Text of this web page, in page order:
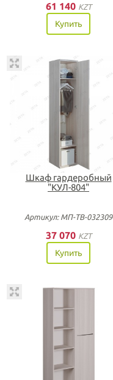
61 140 KZT
Купить
Шкаф гардеробный
"КУЛ-804"
Артикул: МП-ТВ-032309
37 070 KZT
Купить